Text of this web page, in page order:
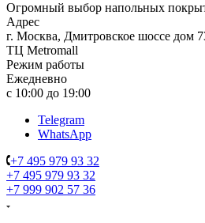
Огромный выбор напольных
Адрес
г. Москва, Дмитровское шоссе дом
ТЦ Metromall
Режим работы
Ежедневно
с 10:00 до 19:00
Telegram
WhatsApp
+7 495 979 93 32
+7 495 979 93 32
+7 999 902 57 36